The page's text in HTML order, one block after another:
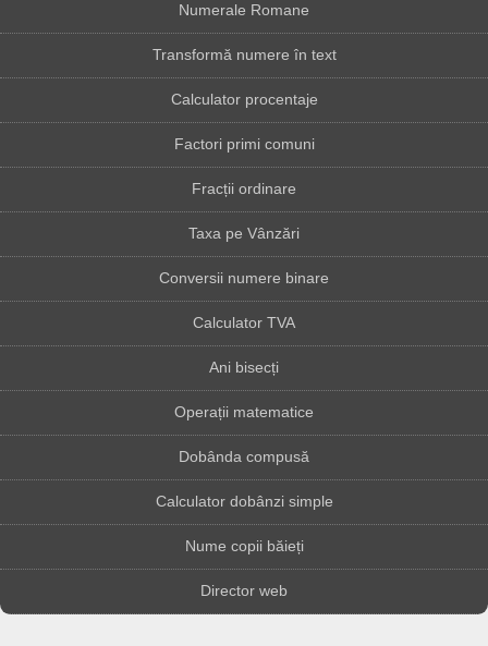
Numerale Romane
Transformă numere în text
Calculator procentaje
Factori primi comuni
Fracții ordinare
Taxa pe Vânzări
Conversii numere binare
Calculator TVA
Ani bisecți
Operații matematice
Dobânda compusă
Calculator dobânzi simple
Nume copii băieți
Director web